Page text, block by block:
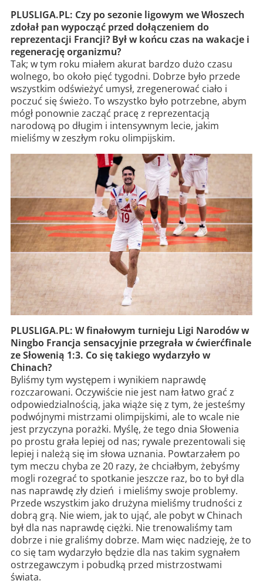
PLUSLIGA.PL: Czy po sezonie ligowym we Włoszech
zdołał pan wypocząć przed dołączeniem do
reprezentacji Francji? Był w końcu czas na wakacje i
regenerację organizmu?
Tak; w tym roku miałem akurat bardzo dużo czasu
wolnego, bo około pięć tygodni. Dobrze było przede
wszystkim odświeżyć umysł, zregenerować ciało i
poczuć się świeżo. To wszystko było potrzebne, abym
mógł ponownie zacząć pracę z reprezentacją
narodową po długim i intensywnym lecie, jakim
mieliśmy w zeszłym roku olimpijskim.
PLUSLIGA.PL: W finałowym turnieju Ligi Narodów w
Ningbo Francja sensacyjnie przegrała w ćwierćfinale
ze Słowenią 1:3. Co się takiego wydarzyło w
Chinach?
Byliśmy tym występem i wynikiem naprawdę
rozczarowani. Oczywiście nie jest nam łatwo grać z
odpowiedzialnością, jaka wiąże się z tym, że jesteśmy
podwójnymi mistrzami olimpijskimi, ale to wcale nie
jest przyczyna porażki. Myślę, że tego dnia Słowenia
po prostu grała lepiej od nas; rywale prezentowali się
lepiej i należą się im słowa uznania. Powtarzałem po
tym meczu chyba ze 20 razy, że chciałbym, żebyśmy
mogli rozegrać to spotkanie jeszcze raz, bo to był dla
nas naprawdę zły dzień i mieliśmy swoje problemy.
Przede wszystkim jako drużyna mieliśmy trudności z
dobrą grą. Nie wiem, jak to ująć, ale pobyt w Chinach
był dla nas naprawdę ciężki. Nie trenowaliśmy tam
dobrze i nie graliśmy dobrze. Mam więc nadzieję, że to
co się tam wydarzyło będzie dla nas takim sygnałem
ostrzegawczym i pobudką przed mistrzostwami
świata.